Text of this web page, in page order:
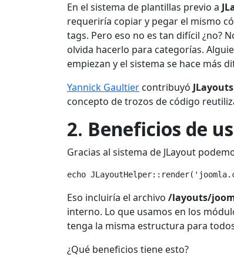
En el sistema de plantillas previo a
requeriría copiar y pegar el mismo
tags. Pero eso no es tan difícil ¿no?
olvida hacerlo para categorías.
empiezan y el sistema se hace más
Yannick Gaultier contribuyó JLayouts
concepto de trozos de código
2. Beneficios de
Gracias al sistema de JLayout
echo
Eso incluiría el archivo /layouts/
interno. Lo que usamos en los
tenga la misma estructura para
¿Qué beneficios tiene esto?